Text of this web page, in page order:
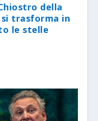
della
si trasforma in
le stelle